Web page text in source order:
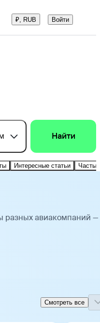
₽, RUB Войти
Найти
Интересные статьи
разных авиакомпаний —
Смотреть все